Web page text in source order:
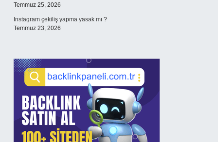
Temmuz 25, 2026
Instagram çekiliş yapma yasak mı ?
Temmuz 23, 2026